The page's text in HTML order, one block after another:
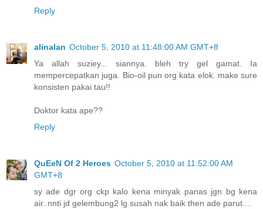
Reply
alinalan October 5, 2010 at 11:48:00 AM GMT+8
Ya allah suziey... siannya. bleh try gel gamat. Ia
mempercepatkan juga. Bio-oil pun org kata elok. make sure
konsisten pakai tau!!
Doktor kata ape??
Reply
QuEeN Of 2 Heroes October 5, 2010 at 11:52:00 AM
GMT+8
sy ade dgr org ckp kalo kena minyak panas jgn bg kena
air..nnti jd gelembung2 lg susah nak baik then ade parut....